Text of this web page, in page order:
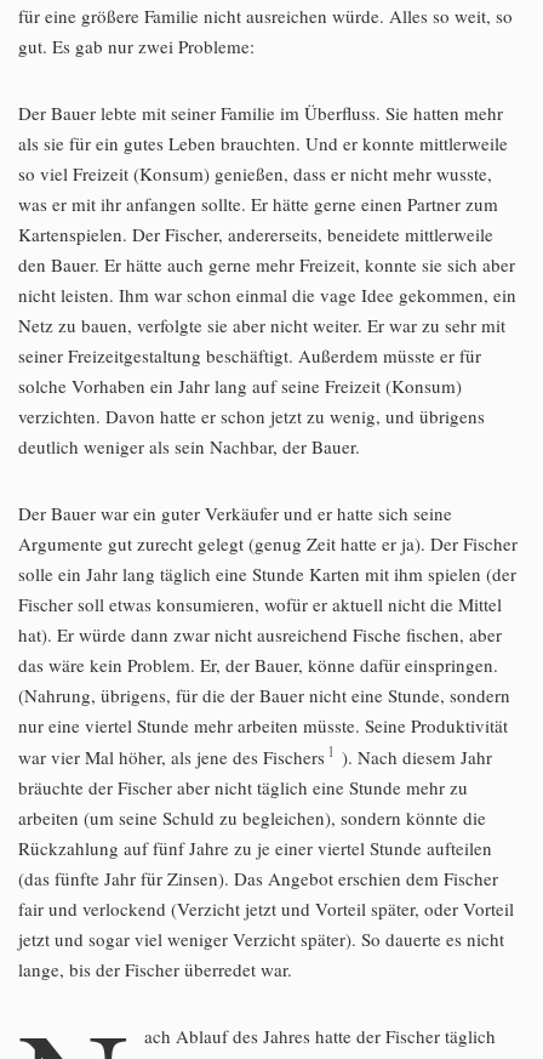
für eine größere Familie nicht ausreichen würde. Alles so weit, so
gut. Es gab nur zwei Probleme:
Der Bauer lebte mit seiner Familie im Überfluss. Sie hatten mehr
als sie für ein gutes Leben brauchten. Und er konnte mittlerweile
so viel Freizeit (Konsum) genießen, dass er nicht mehr wusste,
was er mit ihr anfangen sollte. Er hätte gerne einen Partner zum
Kartenspielen. Der Fischer, andererseits, beneidete mittlerweile
den Bauer. Er hätte auch gerne mehr Freizeit, konnte sie sich aber
nicht leisten. Ihm war schon einmal die vage Idee gekommen, ein
Netz zu bauen, verfolgte sie aber nicht weiter. Er war zu sehr mit
seiner Freizeitgestaltung beschäftigt. Außerdem müsste er für
solche Vorhaben ein Jahr lang auf seine Freizeit (Konsum)
verzichten. Davon hatte er schon jetzt zu wenig, und übrigens
deutlich weniger als sein Nachbar, der Bauer.
Der Bauer war ein guter Verkäufer und er hatte sich seine
Argumente gut zurecht gelegt (genug Zeit hatte er ja). Der Fischer
solle ein Jahr lang täglich eine Stunde Karten mit ihm spielen (der
Fischer soll etwas konsumieren, wofür er aktuell nicht die Mittel
hat). Er würde dann zwar nicht ausreichend Fische fischen, aber
das wäre kein Problem. Er, der Bauer, könne dafür einspringen.
(Nahrung, übrigens, für die der Bauer nicht eine Stunde, sondern
nur eine viertel Stunde mehr arbeiten müsste. Seine Produktivität
war vier Mal höher, als jene des Fischers1 ). Nach diesem Jahr
bräuchte der Fischer aber nicht täglich eine Stunde mehr zu
arbeiten (um seine Schuld zu begleichen), sondern könnte die
Rückzahlung auf fünf Jahre zu je einer viertel Stunde aufteilen
(das fünfte Jahr für Zinsen). Das Angebot erschien dem Fischer
fair und verlockend (Verzicht jetzt und Vorteil später, oder Vorteil
jetzt und sogar viel weniger Verzicht später). So dauerte es nicht
lange, bis der Fischer überredet war.
ach Ablauf des Jahres hatte der Fischer täglich